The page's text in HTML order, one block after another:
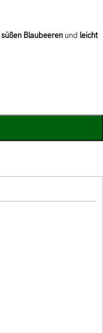
süßen Blaubeeren und leicht